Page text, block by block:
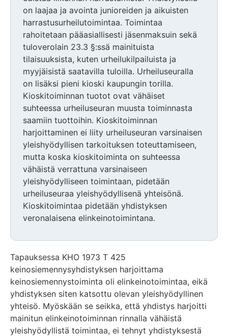
on laajaa ja avointa junioreiden ja aikuisten
harrastusurheilutoimintaa. Toimintaa
rahoitetaan pääasiallisesti jäsenmaksuin sekä
tuloverolain 23.3 §:ssä mainituista
tilaisuuksista, kuten urheilukilpailuista ja
myyjäisistä saatavilla tuloilla. Urheiluseuralla
on lisäksi pieni kioski kaupungin torilla.
Kioskitoiminnan tuotot ovat vähäiset
suhteessa urheiluseuran muusta toiminnasta
saamiin tuottoihin. Kioskitoiminnan
harjoittaminen ei liity urheiluseuran varsinaisen
yleishyödyllisen tarkoituksen toteuttamiseen,
mutta koska kioskitoiminta on suhteessa
vähäistä verrattuna varsinaiseen
yleishyödylliseen toimintaan, pidetään
urheiluseuraa yleishyödyllisenä yhteisönä.
Kioskitoimintaa pidetään yhdistyksen
veronalaisena elinkeinotoimintana.
Tapauksessa KHO 1973 T 425
keinosiemennysyhdistyksen harjoittama
keinosiemennystoiminta oli elinkeinotoimintaa, eikä
yhdistyksen siten katsottu olevan yleishyödyllinen
yhteisö. Myöskään se seikka, että yhdistys harjoitti
mainitun elinkeinotoiminnan rinnalla vähäistä
yleishyödyllistä toimintaa, ei tehnyt yhdistyksestä